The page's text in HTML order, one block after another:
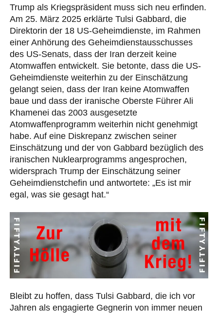
Trump als Kriegspräsident muss sich neu erfinden.
Am 25. März 2025 erklärte Tulsi Gabbard, die
Direktorin der 18 US-Geheimdienste, im Rahmen
einer Anhörung des Geheimdienstausschusses
des US-Senats, dass der Iran derzeit keine
Atomwaffen entwickelt. Sie betonte, dass die US-
Geheimdienste weiterhin zu der Einschätzung
gelangt seien, dass der Iran keine Atomwaffen
baue und dass der iranische Oberste Führer Ali
Khamenei das 2003 ausgesetzte
Atomwaffenprogramm weiterhin nicht genehmigt
habe. Auf eine Diskrepanz zwischen seiner
Einschätzung und der von Gabbard bezüglich des
iranischen Nuklearprogramms angesprochen,
widersprach Trump der Einschätzung seiner
Geheimdienstchefin und antwortete: „Es ist mir
egal, was sie gesagt hat.“
Bleibt zu hoffen, dass Tulsi Gabbard, die ich vor
Jahren als engagierte Gegnerin von immer neuen